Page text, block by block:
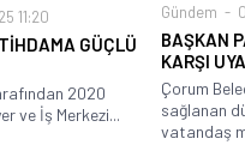
11:20
GÜÇLÜ
2020
ve İş Merkezi...
Gündem
BAŞKAN
KARŞI
Çorum
sağlanan
vatandaş